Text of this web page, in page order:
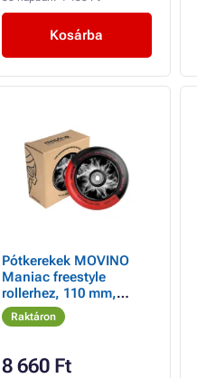
Kosárba
Pótkerekek MOVINO
Maniac freestyle
rollerhez, 110 mm,
Nylon, 2 db
Raktáron
8 660 Ft